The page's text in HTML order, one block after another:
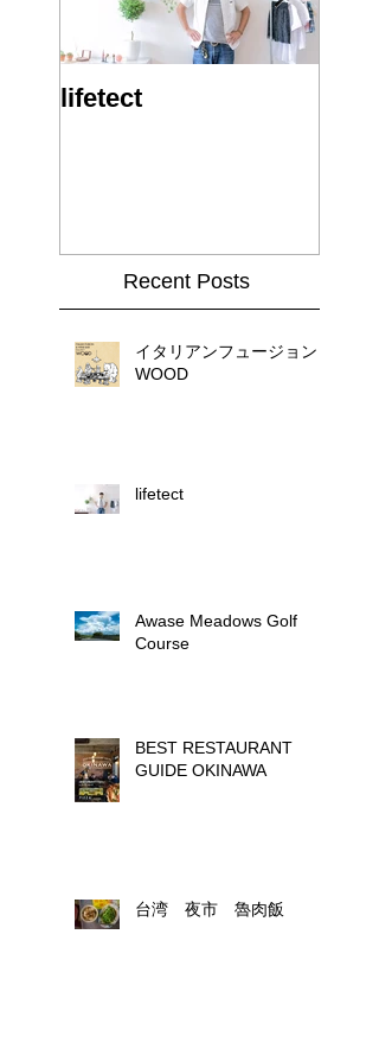
lifetect
Recent Posts
イタリアンフュージョン
WOOD
lifetect
Awase Meadows Golf
Course
BEST RESTAURANT
GUIDE OKINAWA
台湾 夜市 魯肉飯